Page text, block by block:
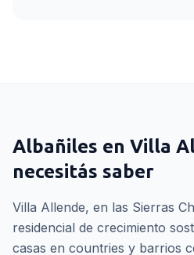
Albañiles en Villa
necesitás saber
Villa Allende, en las Sierras
residencial de crecimiento
casas en countries y barrios